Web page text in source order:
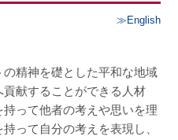
≫English
精神を礎とした平和な地域
献することができる人材
って他者の考えや思いを理
って自分の考えを表現し、